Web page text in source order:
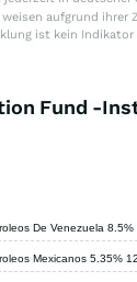
aufgrund
ist kein
Fund -
De Venezuela 8.5%
Mexicanos 5.35%